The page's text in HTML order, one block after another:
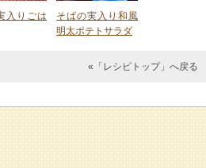
入りごは
そばの実入り和風
明太ポテトサラダ
«「レシピトップ」へ戻る